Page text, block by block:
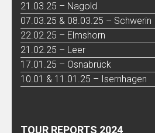
21.03.25 – Nagold
07.03.25 & 08.03.25 – Schwerin
22.02.25 – Elmshorn
21.02.25 – Leer
17.01.25 – Osnabrück
10.01 & 11.01.25 – Isernhagen
TOUR REPORTS 2024